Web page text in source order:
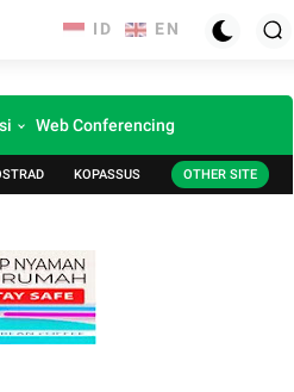
Web Conferencing
KOPASSUS OTHER SITE